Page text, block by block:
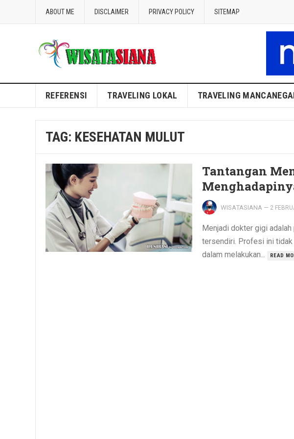
ABOUT ME DISCLAIMER PRIVACY POLICY SITEMAP
Blog WisataSiana
REFERENSI TRAVELING LOKAL TRAVELING
TAG: KESEHATAN MULUT
Tantangan
WISATASIANA — 2
Menjadi dokter gigi
tersendiri. Profesi ini tidak
dalam melakukan...
READ